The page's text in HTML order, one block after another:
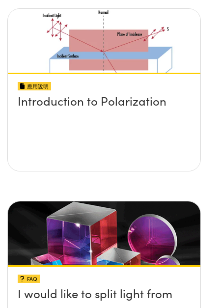
應用說明
Introduction to Polarization
FAQ
I would like to split light from